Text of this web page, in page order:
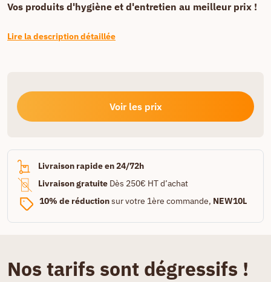
Vos produits d'hygiène et d'entretien au meilleur prix !
Lire la description détaillée
Voir les prix
Livraison rapide en 24/72h
Livraison gratuite Dès 250€ HT d’achat
10% de réductionsur votre 1ère commande, NEW10L
Nos tarifs sont dégressifs !